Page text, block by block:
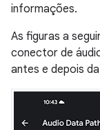
informações.
As figuras a
conector de
antes e depois